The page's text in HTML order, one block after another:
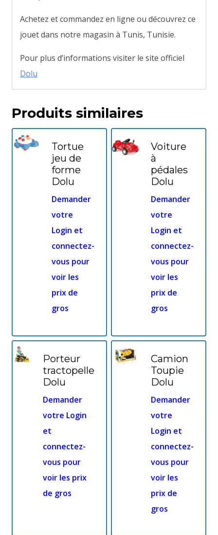
Achetez et commandez en ligne ou découvrez ce
jouet dans notre magasin à Tunis, Tunisie.
Pour plus d’informations visiter le site officiel
Dolu
Produits similaires
Tortue
jeu de
forme
Dolu
Demander
votre
Login et
connectez-
vous pour
voir les
prix de
gros
Voiture
à
pédales
Dolu
Demander
votre
Login et
connectez-
vous pour
voir les
prix de
gros
Porteur
tractopelle
Dolu
Demander
votre Login
et
connectez-
vous pour
voir les prix
de gros
Camion
Toupie
Dolu
Demander
votre
Login et
connectez-
vous pour
voir les
prix de
gros